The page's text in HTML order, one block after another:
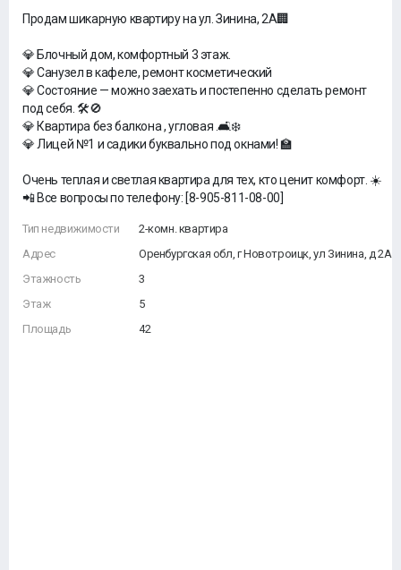
Продам шикарную квартиру на ул. Зинина, 2А🏢
‎💎 Блочный дом, комфортный 3 этаж.
‎💎 Санузел в кафеле, ремонт косметический
‎💎 Состояние — можно заехать и постепенно сделать ремонт
под себя. 🛠️🚫
‎💎 Квартира без балкона , угловая .🛋️❄️
‎💎 Лицей №1 и садики буквально под окнами! 🏫
‎Очень теплая и светлая квартира для тех, кто ценит комфорт. ☀️
‎📲 Все вопросы по телефону: [8-905-811-08-00]
Тип недвижимости
Адрес
Этажность
Этаж
Площадь
2-комн. квартира
Оренбургская обл, г Новотроицк, ул Зинина, д 2А
3
5
42